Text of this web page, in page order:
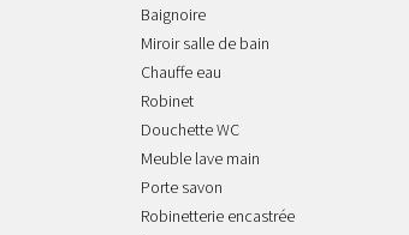
Baignoire
Miroir salle de bain
Chauffe eau
Robinet
Douchette WC
Meuble lave main
Porte savon
Robinetterie encastrée